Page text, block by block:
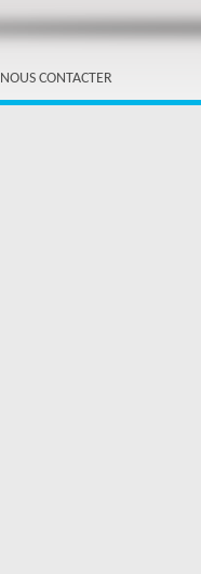
NOUS CONTACTER